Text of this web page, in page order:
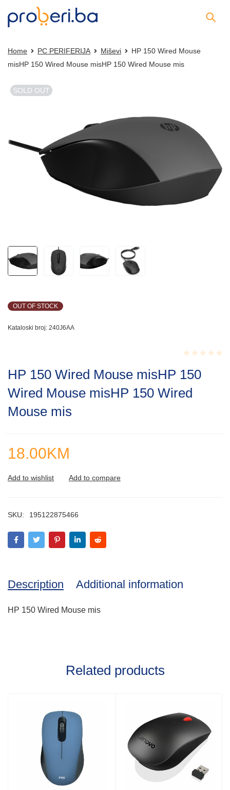
Home PC PERIFERIJA Miševi
HP 150 Wired Mouse
misHP 150 Wired Mouse misHP 150 Wired Mouse mis
SOLD OUT
OUT OF STOCK
Kataloski broj: 240J6AA
0.001
of
5
HP 150 Wired Mouse misHP 150
Wired Mouse misHP 150 Wired
Mouse mis
18.00KM
SKU: 195122875466
Description Additional information
HP 150 Wired Mouse mis
Related products